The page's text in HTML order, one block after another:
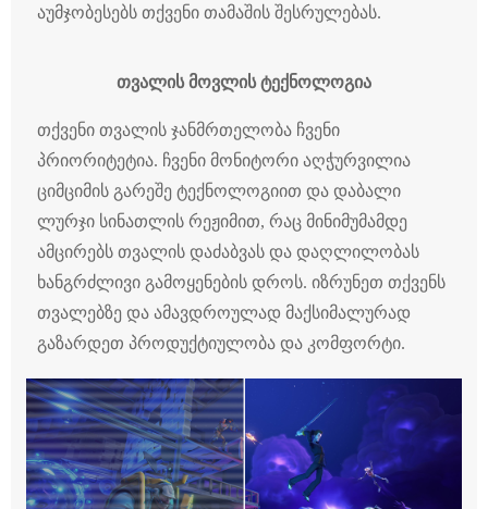
აუმჯობესებს თქვენი თამაშის შესრულებას.
თვალის მოვლის ტექნოლოგია
თქვენი თვალის ჯანმრთელობა ჩვენი
პრიორიტეტია. ჩვენი მონიტორი აღჭურვილია
ციმციმის გარეშე ტექნოლოგიით და დაბალი
ლურჯი სინათლის რეჟიმით, რაც მინიმუმამდე
ამცირებს თვალის დაძაბვას და დაღლილობას
ხანგრძლივი გამოყენების დროს. იზრუნეთ თქვენს
თვალებზე და ამავდროულად მაქსიმალურად
გაზარდეთ პროდუქტიულობა და კომფორტი.